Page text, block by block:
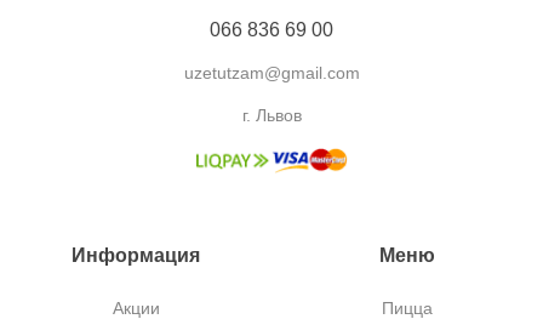
066 836 69 00
uzetutzam@gmail.com
г. Львов
Информация
Акции
Меню
Пицца